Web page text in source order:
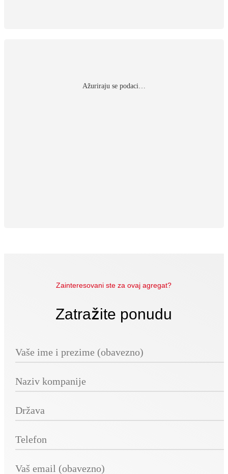
Αžuriraju se podaci…
Zainteresovani ste za ovaj agregat?
Zatražite ponudu